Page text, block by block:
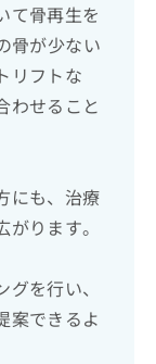
て骨再生を
骨が少ない
リフトな
わせること
にも、治療
ります。
を行い、
案できるよ